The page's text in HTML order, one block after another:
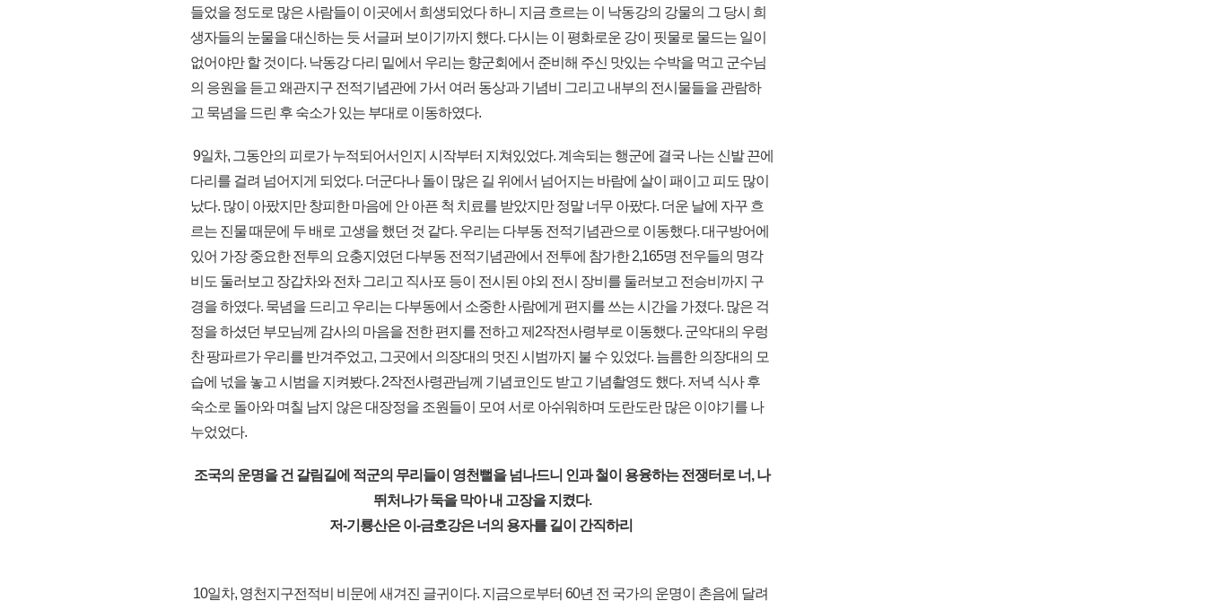
들었을 정도로 많은 사람들이 이곳에서 희생되었다 하니 지금 흐르는 이 낙동강의 강물의 그 당시 희
생자들의 눈물을 대신하는 듯 서글퍼 보이기까지 했다. 다시는 이 평화로운 강이 핏물로 물드는 일이
없어야만 할 것이다. 낙동강 다리 밑에서 우리는 향군회에서 준비해 주신 맛있는 수박을 먹고 군수님
의 응원을 듣고 왜관지구 전적기념관에 가서 여러 동상과 기념비 그리고 내부의 전시물들을 관람하
고 묵념을 드린 후 숙소가 있는 부대로 이동하였다.
9일차, 그동안의 피로가 누적되어서인지 시작부터 지쳐있었다. 계속되는 행군에 결국 나는 신발 끈에
다리를 걸려 넘어지게 되었다. 더군다나 돌이 많은 길 위에서 넘어지는 바람에 살이 패이고 피도 많이
났다. 많이 아팠지만 창피한 마음에 안 아픈 척 치료를 받았지만 정말 너무 아팠다. 더운 날에 자꾸 흐
르는 진물 때문에 두 배로 고생을 했던 것 같다. 우리는 다부동 전적기념관으로 이동했다. 대구방어에
있어 가장 중요한 전투의 요충지였던 다부동 전적기념관에서 전투에 참가한 2,165명 전우들의 명각
비도 둘러보고 장갑차와 전차 그리고 직사포 등이 전시된 야외 전시 장비를 둘러보고 전승비까지 구
경을 하였다. 묵념을 드리고 우리는 다부동에서 소중한 사람에게 편지를 쓰는 시간을 가졌다. 많은 걱
정을 하셨던 부모님께 감사의 마음을 전한 편지를 전하고 제2작전사령부로 이동했다. 군악대의 우렁
찬 팡파르가 우리를 반겨주었고, 그곳에서 의장대의 멋진 시범까지 불 수 있었다. 늠름한 의장대의 모
습에 넋을 놓고 시범을 지켜봤다. 2작전사령관님께 기념코인도 받고 기념촬영도 했다. 저녁 식사 후
숙소로 돌아와 며칠 남지 않은 대장정을 조원들이 모여 서로 아쉬워하며 도란도란 많은 이야기를 나
누었었다.
조국의 운명을 건 갈림길에 적군의 무리들이 영천뻘을 넘나드니 인과 철이 용융하는 전쟁터로 너, 나
뛰처나가 둑을 막아 내 고장을 지켰다.
저-기룡산은 이-금호강은 너의 용자를 길이 간직하리
10일차, 영천지구전적비 비문에 새겨진 글귀이다. 지금으로부터 60년 전 국가의 운명이 촌음에 달려